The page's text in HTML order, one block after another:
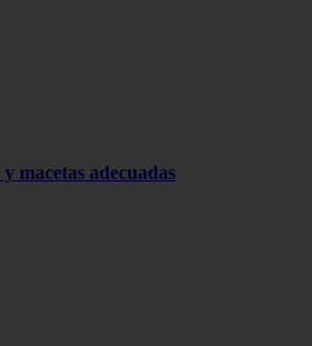
macetas adecuadas